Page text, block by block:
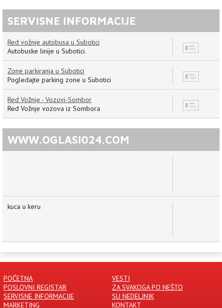
SERVISNE INFORMACIJE
Red vožnje autobusa u Subotici
Autobuske linije u Subotici.
Zone parkiranja u Subotici
Pogledajte parking zone u Subotici
Red Vožnje - Vozovi-Sombor
Red Vožnje vozova iz Sombora
WWW.OGLASI024.COM
kuca u keru
POČETNA
VESTI
POSLOVNI REGISTAR
ZA SVAKOGA PO NEŠTO
SERVISNE INFORMACIJE
SU NEDELJNIK
MARKETING
KONTAKT